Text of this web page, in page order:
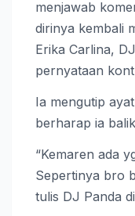
menjawab
dirinya kembali
Erika Carlina,
pernyataan
Ia mengutip
berharap ia
“Kemaren ada
Sepertinya bro
tulis DJ Panda